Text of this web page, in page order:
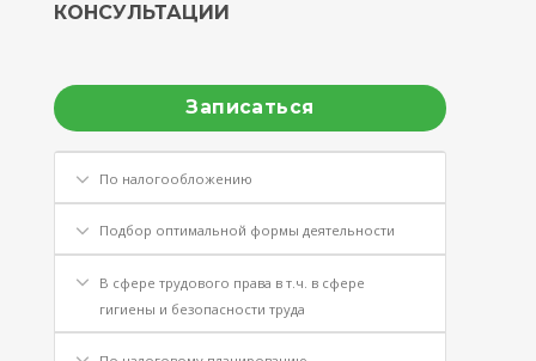
КОНСУЛЬТАЦИИ
Записаться
По налогообложению
Подбор оптимальной формы деятельности
В сфере трудового права в т.ч. в сфере
гигиены и безопасности труда